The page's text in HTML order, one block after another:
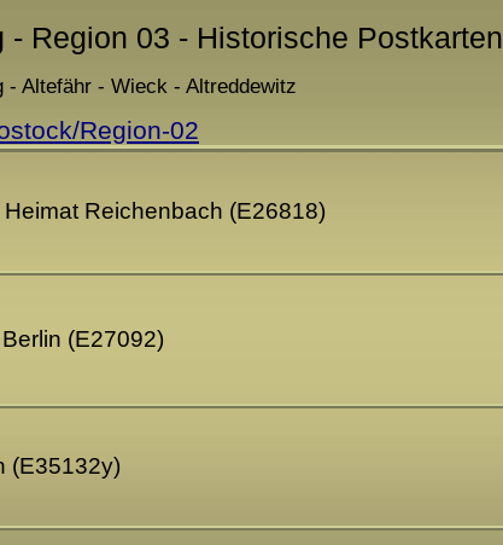
Region 03 - Historische Postkarten
- Altefähr - Wieck - Altreddewitz
Region-02
Reichenbach (E26818)
(E27092)
(E35132y)